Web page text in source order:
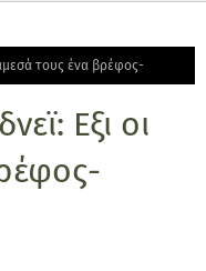
τους ένα βρέφος-
Εξι οι